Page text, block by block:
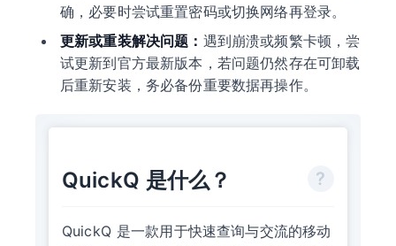
确，必要时尝试重置密码或切换网络再登录。
更新或重装解决问题： 遇到崩溃或频繁卡顿，尝
试更新到官方最新版本，若问题仍然存在可卸载
后重新安装，务必备份重要数据再操作。
QuickQ 是什么？
QuickQ 是一款用于快速查询与交流的移动